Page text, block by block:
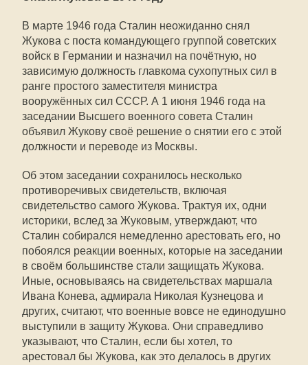
В марте 1946 года Сталин неожиданно снял
Жукова с поста командующего группой советских
войск в Германии и назначил на почётную, но
зависимую должность главкома сухопутных сил в
ранге простого заместителя министра
вооружённых сил СССР. А 1 июня 1946 года на
заседании Высшего военного совета Сталин
объявил Жукову своё решение о снятии его с этой
должности и переводе из Москвы.
Об этом заседании сохранилось несколько
противоречивых свидетельств, включая
свидетельство самого Жукова. Трактуя их, одни
историки, вслед за Жуковым, утверждают, что
Сталин собирался немедленно арестовать его, но
побоялся реакции военных, которые на заседании
в своём большинстве стали защищать Жукова.
Иные, основываясь на свидетельствах маршала
Ивана Конева, адмирала Николая Кузнецова и
других, считают, что военные вовсе не единодушно
выступили в защиту Жукова. Они справедливо
указывают, что Сталин, если бы хотел, то
арестовал бы Жукова, как это делалось в других